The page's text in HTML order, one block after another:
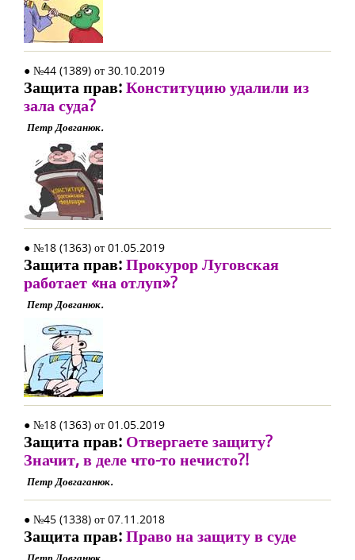
● №44 (1389) от 30.10.2019
Защита прав:Конституцию удалили из
зала суда?
Петр Довганюк.
● №18 (1363) от 01.05.2019
Защита прав:Прокурор Луговская
работает «на отлуп»?
Петр Довганюк.
● №18 (1363) от 01.05.2019
Защита прав: Отвергаете защиту?
Значит, в деле что-то нечисто?!
Петр Довгаганюк.
● №45 (1338) от 07.11.2018
Защита прав:Право на защиту в суде